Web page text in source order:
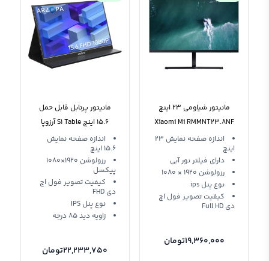
مانیتور شیاومی 23 اینچ
Xiaomi Mi RMMNT23.8NF
اندازه صفحه نمایش 23
اینچ
دارای فیلتر نور آبی
رزولوشن 1920 × 1080
نوع پنل ips
کیفیت تصویر فول اچ
دی Full HD
19,360,000تومان
مانیتور پرتابل قابل حمل
15.6 اینچ S1 Table آرزوپا
اندازه صفحه نمایش
15.6 اینچ
رزولوشن 1920×1080
پیکسل
کیفیت تصویر فول اچ
دی FHD
نوع پنل IPS
زاویه دید 85 درجه
22,233,750تومان